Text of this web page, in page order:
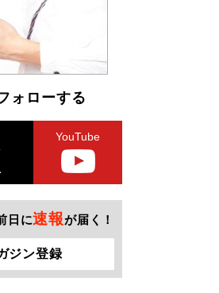
ォローする
YouTube
日に速報が届く！
ジン登録